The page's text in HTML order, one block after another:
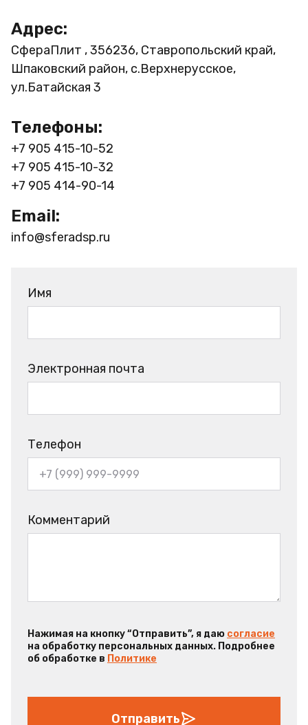
Адрес:
СфераПлит , 356236, Ставропольский край,
Шпаковский район, с.Верхнерусское,
ул.Батайская 3
Телефоны:
+7 905 415-10-52
+7 905 415-10-32
+7 905 414-90-14
Email:
info@sferadsp.ru
Имя
Электронная почта
Телефон
Комментарий
Нажимая на кнопку “Отправить”, я даю согласие
на обработку персональных данных. Подробнее
об обработке в Политике
Отправить